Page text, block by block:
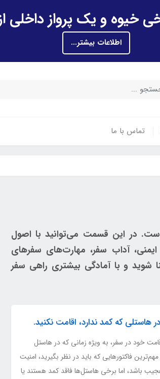
اطلاعات بیشتر...
تماس با ما
در این قسمت می‌توانید با اصول
ایمنی، آداب سفر، مهارت‌های سفرهای
شوید و با آمادگی بیشتری راهی سفر
هاستلی که کمد ندارد، اقامت نکنید.
خود در سفر، به ویژه زمانی که در هاستل
فاکتورهایی که باید در نظر بگیرید، امنیت
باشد، اما برخی هاستل‌ها فاقد کمد هستند یا